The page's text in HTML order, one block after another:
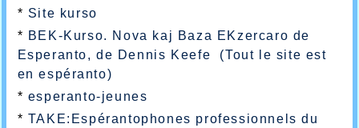
* Site kurso
* BEK-Kurso. Nova kaj Baza EKzercaro de
Esperanto, de Dennis Keefe (Tout le site est
en espéranto)
* esperanto-jeunes
* TAKE:Espérantophones professionnels du